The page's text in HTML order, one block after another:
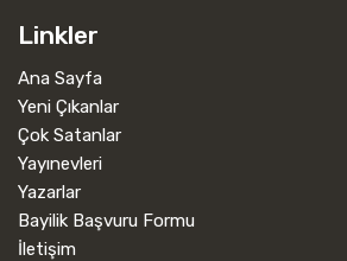
Linkler
Ana Sayfa
Yeni Çıkanlar
Çok Satanlar
Yayınevleri
Yazarlar
Bayilik Başvuru Formu
İletişim